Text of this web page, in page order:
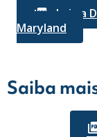
Leia a
Maryland
Saiba